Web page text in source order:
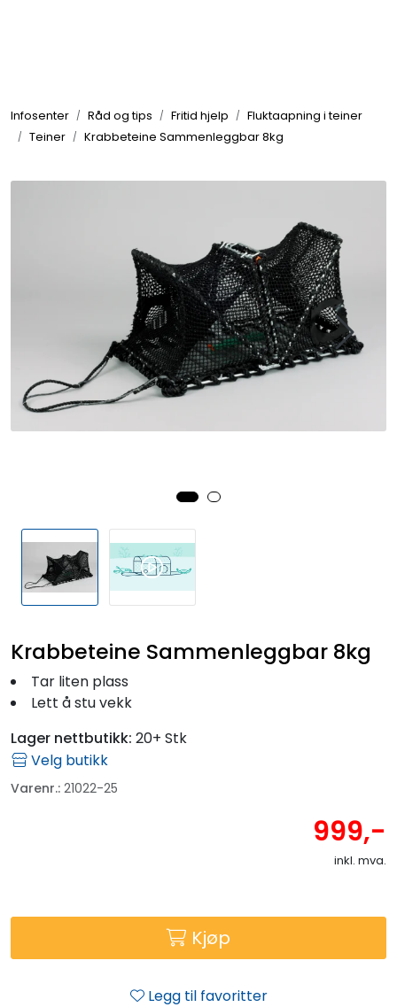
Infosenter Råd og tips Fritid hjelp
Fluktaapning i teiner
Teiner
Krabbeteine Sammenleggbar 8kg
Krabbeteine Sammenleggbar 8kg
Tar liten plass
Lett å stu vekk
Lager nettbutikk: 20+ Stk
Velg butikk
Varenr.: 21022-25
999,-
inkl. mva.
Kjøp
Legg til favoritter
Elektrisk
Bygg/Innredning
Motor/Styring
Fortøyning
Seil